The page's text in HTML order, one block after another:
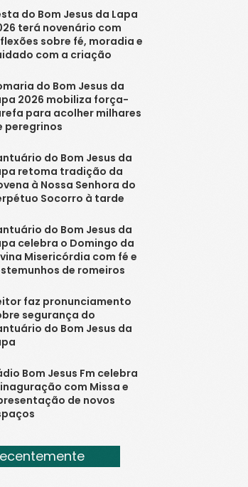
do Bom Jesus da Lapa
terá novenário com
sobre fé, moradia e
com a criação
do Bom Jesus da
2026 mobiliza força-
para acolher milhares
peregrinos
do Bom Jesus da
retoma tradição da
à Nossa Senhora do
Socorro à tarde
do Bom Jesus da
celebra o Domingo da
Misericórdia com fé e
de romeiros
faz pronunciamento
segurança do
do Bom Jesus da
Bom Jesus Fm celebra
com Missa e
de novos